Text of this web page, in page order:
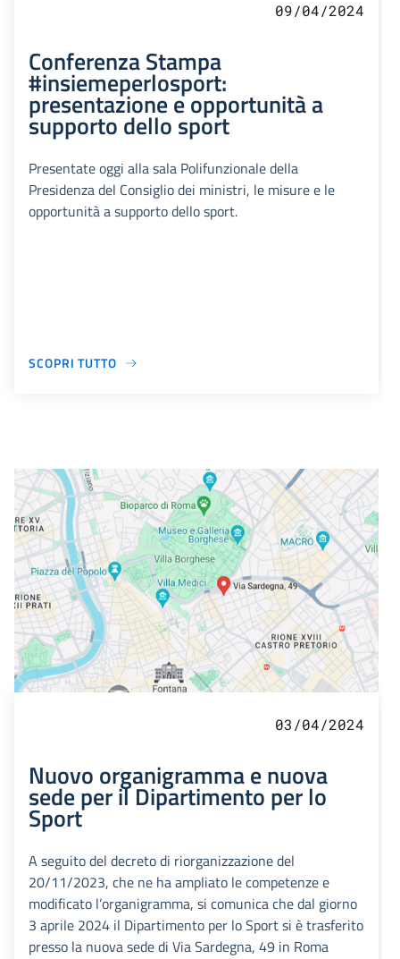
09/04/2024
Conferenza Stampa
#insiemeperlosport:
presentazione e opportunità a
supporto dello sport
Presentate oggi alla sala Polifunzionale della
Presidenza del Consiglio dei ministri, le misure e le
opportunità a supporto dello sport.
SCOPRI TUTTO
03/04/2024
Nuovo organigramma e nuova
sede per il Dipartimento per lo
Sport
A seguito del decreto di riorganizzazione del
20/11/2023, che ne ha ampliato le competenze e
modificato l’organigramma, si comunica che dal giorno
3 aprile 2024 il Dipartimento per lo Sport si è trasferito
presso la nuova sede di Via Sardegna, 49 in Roma